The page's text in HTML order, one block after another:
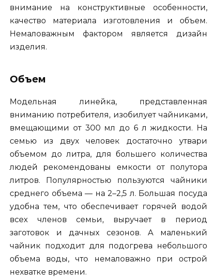
внимание на конструктивные особенности,
качество материала изготовления и объем.
Немаловажным фактором является дизайн
изделия.
Объем
Модельная линейка, представленная
вниманию потребителя, изобилует чайниками,
вмещающими от 300 мл до 6 л жидкости. На
семью из двух человек достаточно утвари
объемом до литра, для большего количества
людей рекомендованы емкости от полутора
литров. Популярностью пользуются чайники
среднего объема — на 2–2,5 л. Большая посуда
удобна тем, что обеспечивает горячей водой
всех членов семьи, выручает в период
заготовок и дачных сезонов. А маленький
чайник подходит для подогрева небольшого
объема воды, что немаловажно при острой
нехватке времени.